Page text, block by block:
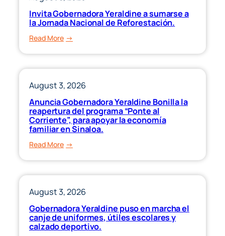
y
anteriores”
4,700
este
miércoles.
Invita Gobernadora Yeraldine a sumarse a
la Jornada Nacional de Reforestación.
Read More:
a
la
Jornada
Nacional
August 3, 2026
Anuncia Gobernadora Yeraldine Bonilla la
reapertura del programa “Ponte al
Corriente”, para apoyar la economía
familiar en Sinaloa.
Read More:
Bonilla
reapertura
del
August 3, 2026
Gobernadora Yeraldine puso en marcha el
canje de uniformes, útiles escolares y
calzado deportivo.